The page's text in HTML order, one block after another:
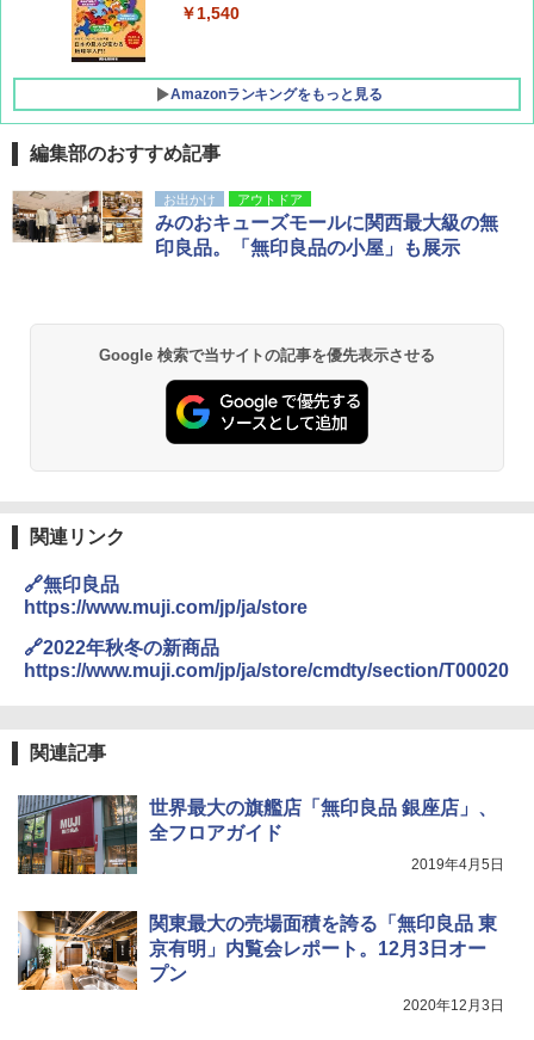
￥1,760
￥1,540
Amazonランキングをもっと見る
[キャンパーズコレクション 山善] ポップアッ
プテント 傘みたいに広げて畳める パッとサ
ッとサンシェード キューブ フルクローズ メ
ッシュ 簡単設置 ワンタッチテント キャンプ
PYKES PEAK (パイクスピーク) 着替えテン
ト プライバシー テント 【中が透けない】 1
人用 折りたたみ 防災グッズ 災害用トイレ ビ
ーチ ピクニック ポップアップテント 携帯 簡
易 トイレテント (ブラック)
テント ワンタッチ RENEW 幅200 2-3人用 43
500002(88859)
￥5,999
簡単設置 ポップアップテント エクルベージ
ュ(BC仕様) PATC-150B(EB)
[キャンパーズコレクション 山善] 傘みたいに
広げるだけ パッとサッとテント キューブ ブ
ラックコーティング フルクローズ メッシュ 3
BUNDOK(バンドック)ソロ ドーム 1 EX BDK
-08EX カーキ ソロキャンプ ポリエステル フ
レーム テント
GRANDOOR ステンレス保冷剤 2個セット 2
026リニューアル 急速冷凍 空間倍増 衛生的
コンパクト 保冷力長持ち
￥2,980
￥6,459
熊撃退スプレー 熊よけスプレー 熊スプレー
防災用品 長期保存可能 緊急時用 日本国内発
送
ポインターライト 強力 小型 緑色/赤色/青紫色
USB充電式 高精度 超長距離照射 長時間使用
可能 安全ロック付き 高安全性 金属製耐久 コ
ア/オフィス/教育現場/展示会用 緑
編集部のおすすめ記事
お出かけ アウトドア
みのおキューズモールに関西最大級の無
印良品。「無印良品の小屋」も展示
Google 検索で当サイトの記事を優先表示させる
関連リンク
🔗無印良品
https://www.muji.com/jp/ja/store
🔗2022年秋冬の新商品
https://www.muji.com/jp/ja/store/cmdty/section/T00020
関連記事
世界最大の旗艦店「無印良品 銀座店」、
全フロアガイド
2019年4月5日
関東最大の売場面積を誇る「無印良品 東
京有明」内覧会レポート。12月3日オー
プン
2020年12月3日